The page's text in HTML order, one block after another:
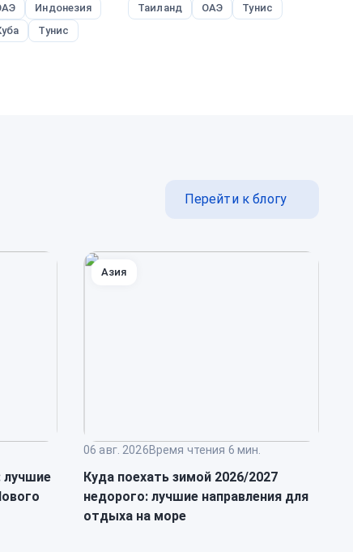
Индонезия
Тунис
Таиланд
ОАЭ Тунис
Перейти к блогу
лучшие
06 авг. 2026Время чтения 6 мин.
Куда поехать зимой 2026/2027
недорого: лучшие направления для
отдыха на море
Азия